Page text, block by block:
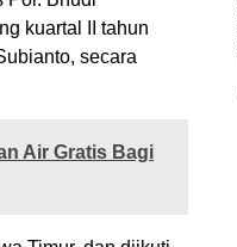
kuartal II tahun
secara
Air Gratis Bagi